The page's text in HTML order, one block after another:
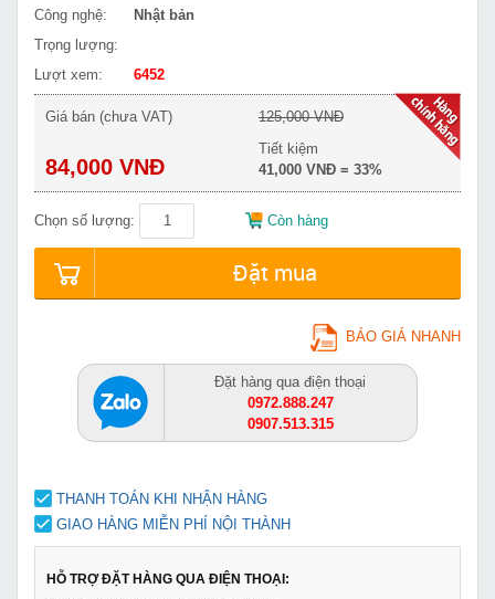
Công nghệ:
Nhật bản
Trọng lượng:
Lượt xem:
6452
Giá bán (chưa VAT)
84,000 VNĐ
125,000 VNĐ
Tiết kiệm
41,000 VNĐ = 33%
Chọn số lượng: Còn hàng
Đặt mua
BÁO GIÁ NHANH
Đặt hàng qua điện thoại
0972.888.247
0907.513.315
THANH TOÁN KHI NHẬN HÀNG
GIAO HÀNG MIỄN PHÍ NỘI THÀNH
HỖ TRỢ ĐẶT HÀNG QUA ĐIỆN THOẠI: